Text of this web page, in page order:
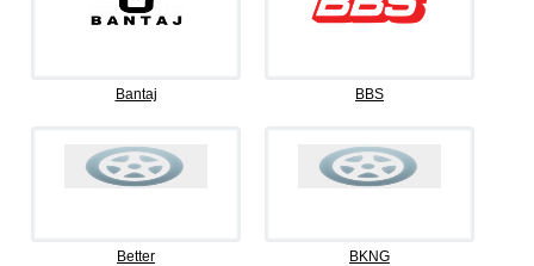
Bantaj BBS
Better BKNG